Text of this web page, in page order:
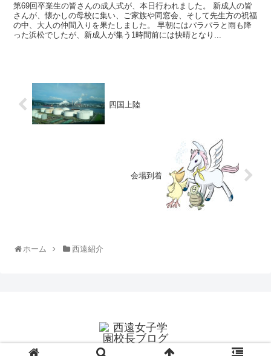
第69回卒業生の皆さんの成人式が、本日行われました。 新成人の皆
さんが、懐かしの母校に集い、ご家族や同窓会、そして先生方の祝福
の中、大人の仲間入りを果たしました。 早朝にはパラパラと雨も降
った浜松でしたが、新成人が集う1時間前には快晴となり...
四国上陸
会場到着
ホーム 西遠紹介